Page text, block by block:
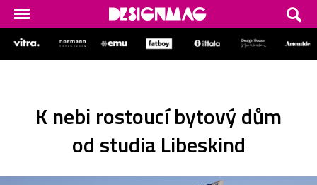
K nebi rostoucí bytový dům
od studia Libeskind